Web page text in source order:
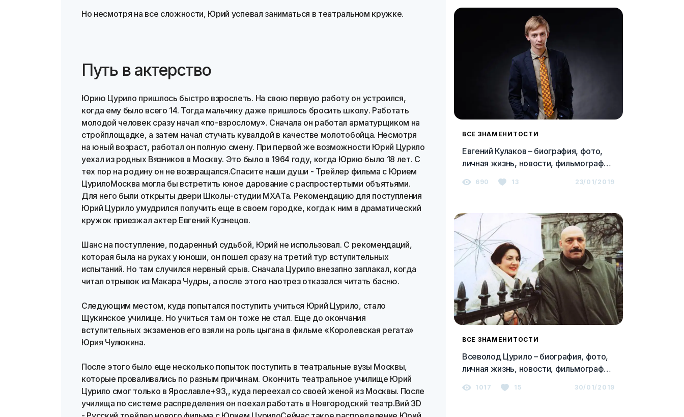
Но несмотря на все сложности, Юрий успевал заниматься в театральном кружке.
Путь в актерство
Юрию Цурило пришлось быстро взрослеть. На свою первую работу он устроился,
когда ему было всего 14. Тогда мальчику даже пришлось бросить школу. Работать
молодой человек сразу начал «по-взрослому». Сначала он работал арматурщиком на
стройплощадке, а затем начал стучать кувалдой в качестве молотобойца. Несмотря
на юный возраст, работал он полную смену. При первой же возможности Юрий Цурило
уехал из родных Вязников в Москву. Это было в 1964 году, когда Юрию было 18 лет. С
тех пор на родину он не возвращался.Спасите наши души - Трейлер фильма с Юрием
ЦурилоМосква могла бы встретить юное дарование с распростертыми объятьями.
Для него были открыты двери Школы-студии МХАТа. Рекомендацию для поступления
Юрий Цурило умудрился получить еще в своем городке, когда к ним в драматический
кружок приезжал актер Евгений Кузнецов.
Шанс на поступление, подаренный судьбой, Юрий не использовал. С рекомендаций,
которая была на руках у юноши, он пошел сразу на третий тур вступительных
испытаний. Но там случился нервный срыв. Сначала Цурило внезапно заплакал, когда
читал отрывок из Макара Чудры, а после этого наотрез отказался читать басню.
Следующим местом, куда попытался поступить учиться Юрий Цурило, стало
Щукинское училище. Но учиться там он тоже не стал. Еще до окончания
вступительных экзаменов его взяли на роль цыгана в фильме «Королевская регата»
Юрия Чулюкина.
После этого было еще несколько попыток поступить в театральные вузы Москвы,
которые проваливались по разным причинам. Окончить театральное училище Юрий
Цурило смог только в Ярославле+93,, куда переехал со своей женой из Москвы. После
училища по системе распределения он поехал работать в Новгородский театр.Вий 3D
ВСЕ ЗНАМЕНИТОСТИ
Евгений Кулаков – биография, фото,
личная жизнь, новости, фильмография
690 13 23/01/2019
ВСЕ ЗНАМЕНИТОСТИ
Всеволод Цурило – биография, фото,
личная жизнь, новости, фильмография
1017 15 30/01/2019